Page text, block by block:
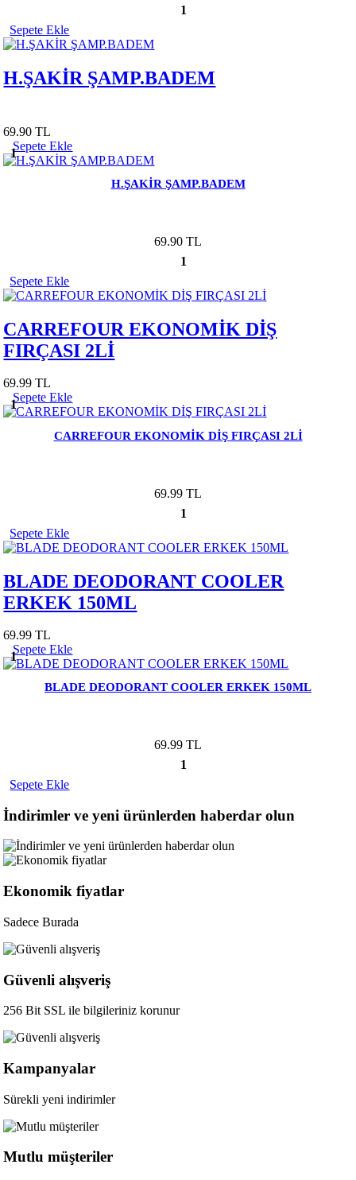
1
Sepete Ekle
H.ŞAKİR ŞAMP.BADEM
69.90 TL
1
Sepete Ekle
H.ŞAKİR ŞAMP.BADEM
69.90 TL
1
Sepete Ekle
CARREFOUR EKONOMİK DİŞ
FIRÇASI 2Lİ
69.99 TL
1
Sepete Ekle
CARREFOUR EKONOMİK DİŞ FIRÇASI 2Lİ
69.99 TL
1
Sepete Ekle
BLADE DEODORANT COOLER
ERKEK 150ML
69.99 TL
1
Sepete Ekle
BLADE DEODORANT COOLER ERKEK 150ML
69.99 TL
1
Sepete Ekle
İndirimler ve yeni ürünlerden haberdar olun
Ekonomik fiyatlar
Sadece Burada
Güvenli alışveriş
256 Bit SSL ile bilgileriniz korunur
Kampanyalar
Sürekli yeni indirimler
Mutlu müşteriler